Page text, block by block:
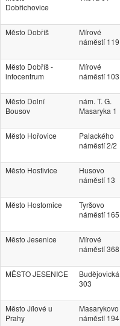
Dobřichovice
Město Dobříš
Mírové
náměstí 119
Město Dobříš -
infocentrum
Mírové
náměstí 103
Město Dolní
Bousov
nám. T. G.
Masaryka 1
Město Hořovice
Palackého
náměstí 2/2
Město Hostivice
Husovo
náměstí 13
Město Hostomice
Tyršovo
náměstí 165
Město Jesenice
Mírové
náměstí 368
MĚSTO JESENICE
Budějovická
303
Město Jílové u
Prahy
Masarykovo
náměstí 194